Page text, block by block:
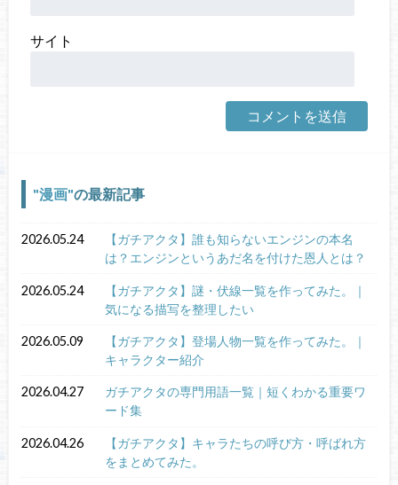
サイト
漫画 の最新記事
2026.05.24
【ガチアクタ】誰も知らないエンジンの本名
は？エンジンというあだ名を付けた恩人とは？
2026.05.24
【ガチアクタ】謎・伏線一覧を作ってみた。｜
気になる描写を整理したい
2026.05.09
【ガチアクタ】登場人物一覧を作ってみた。｜
キャラクター紹介
2026.04.27
ガチアクタの専門用語一覧｜短くわかる重要ワ
ード集
2026.04.26
【ガチアクタ】キャラたちの呼び方・呼ばれ方
をまとめてみた。